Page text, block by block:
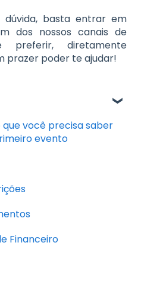
dúvida, basta entrar em
dos nossos canais de
preferir, diretamente
prazer poder te ajudar!
que você precisa saber
evento
Financeiro